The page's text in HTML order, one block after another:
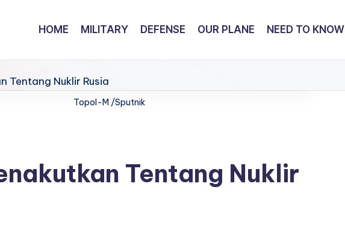
HOME MILITARY DEFENSE OUR PLANE NEED TO KNOW
Topol-M /Sputnik
Tentang Nuklir